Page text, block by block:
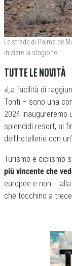
Le strade di Palma de
iniziare la stagione
TUTTE LE NOVITÀ
«La facilità di
Tonti – sono una
2024 inaugureremo
splendidi resort, al
dell’hotellerie con
Turismo e ciclismo
più vincente che
europee e non –
che tocchino a
Previous